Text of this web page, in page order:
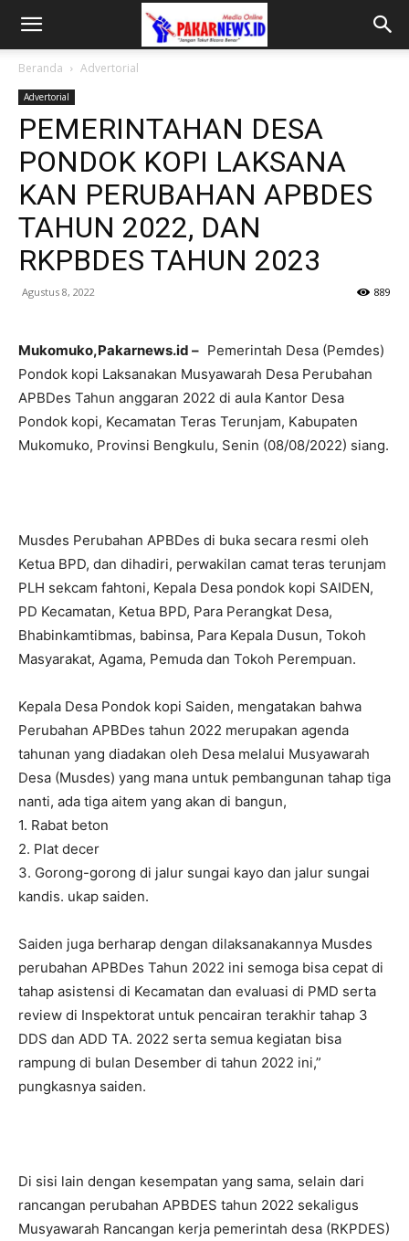
Beranda Advertorial
Advertorial
PEMERINTAHAN DESA
PONDOK KOPI LAKSANA
KAN PERUBAHAN APBDES
TAHUN 2022, DAN
RKPBDES TAHUN 2023
Agustus 8, 2022 889
Mukomuko,Pakarnews.id – Pemerintah Desa (Pemdes)
Pondok kopi Laksanakan Musyawarah Desa Perubahan
APBDes Tahun anggaran 2022 di aula Kantor Desa
Pondok kopi, Kecamatan Teras Terunjam, Kabupaten
Mukomuko, Provinsi Bengkulu, Senin (08/08/2022) siang.
Musdes Perubahan APBDes di buka secara resmi oleh
Ketua BPD, dan dihadiri, perwakilan camat teras terunjam
PLH sekcam fahtoni, Kepala Desa pondok kopi SAIDEN,
PD Kecamatan, Ketua BPD, Para Perangkat Desa,
Bhabinkamtibmas, babinsa, Para Kepala Dusun, Tokoh
Masyarakat, Agama, Pemuda dan Tokoh Perempuan.
Kepala Desa Pondok kopi Saiden, mengatakan bahwa
Perubahan APBDes tahun 2022 merupakan agenda
tahunan yang diadakan oleh Desa melalui Musyawarah
Desa (Musdes) yang mana untuk pembangunan tahap tiga
nanti, ada tiga aitem yang akan di bangun,
1. Rabat beton
2. Plat decer
3. Gorong-gorong di jalur sungai kayo dan jalur sungai
kandis. ukap saiden.
Saiden juga berharap dengan dilaksanakannya Musdes
perubahan APBDes Tahun 2022 ini semoga bisa cepat di
tahap asistensi di Kecamatan dan evaluasi di PMD serta
review di Inspektorat untuk pencairan terakhir tahap 3
DDS dan ADD TA. 2022 serta semua kegiatan bisa
rampung di bulan Desember di tahun 2022 ini,”
pungkasnya saiden.
Di sisi lain dengan kesempatan yang sama, selain dari
rancangan perubahan APBDES tahun 2022 sekaligus
Musyawarah Rancangan kerja pemerintah desa (RKPDES)